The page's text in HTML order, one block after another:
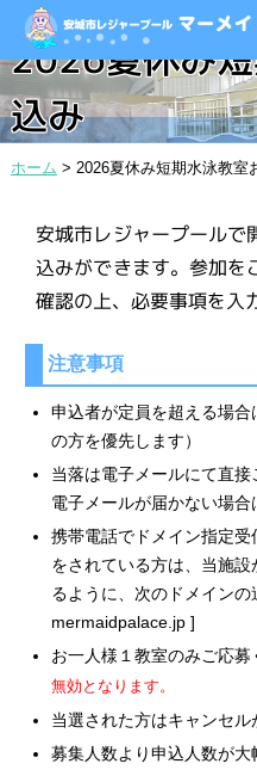
2026夏休み
込み
ホーム > 2026夏休み短期水泳教室
安城市レジャープールで
込みができます。参加を
確認の上、必要事項を入
注意事項
申込者が定員を超える場
の方を優先します）
当落は電子メールにて直
電子メールが届かない場合
携帯電話でドメイン指定
をされている方は、当施
るように、次のドメイン
mermaidpalace.jp ]
お一人様１教室のみご応募
無効となります。
当選された方はキャンセル
募集人数より申込人数が